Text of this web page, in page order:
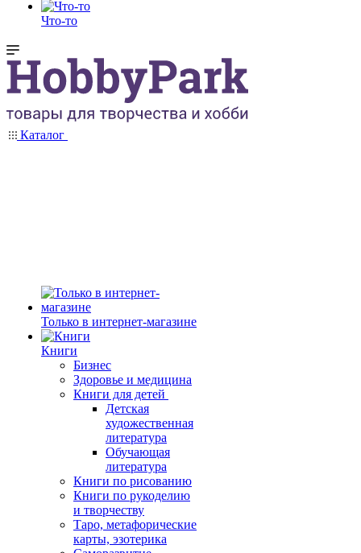
Что-то
Каталог
Только в интернет-магазине
Книги
Бизнес
Здоровье и медицина
Книги для детей
Детская
художественная
литература
Обучающая
литература
Книги по рисованию
Книги по рукоделию
и творчеству
Таро, метафорические
карты, эзотерика